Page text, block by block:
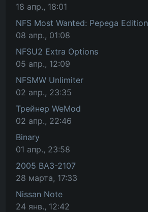
18 апр., 18:01
NFS Most Wanted: Pepega Edition
08 апр., 01:08
NFSU2 Extra Options
05 апр., 12:09
NFSMW Unlimiter
02 апр., 23:35
Трейнер WeMod
02 апр., 22:46
Binary
01 апр., 23:58
2005 ВАЗ-2107
28 марта, 17:33
Nissan Note
24 янв., 12:42